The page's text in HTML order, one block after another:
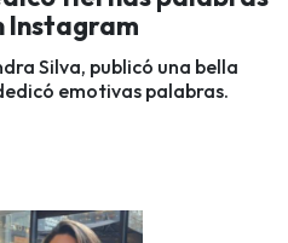
Instagram
Silva, publicó una bella
emotivas palabras.